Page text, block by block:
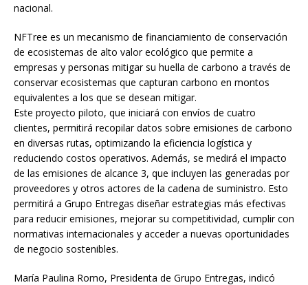
nacional.
NFTree es un mecanismo de financiamiento de conservación
de ecosistemas de alto valor ecológico que permite a
empresas y personas mitigar su huella de carbono a través de
conservar ecosistemas que capturan carbono en montos
equivalentes a los que se desean mitigar.
Este proyecto piloto, que iniciará con envíos de cuatro
clientes, permitirá recopilar datos sobre emisiones de carbono
en diversas rutas, optimizando la eficiencia logística y
reduciendo costos operativos. Además, se medirá el impacto
de las emisiones de alcance 3, que incluyen las generadas por
proveedores y otros actores de la cadena de suministro. Esto
permitirá a Grupo Entregas diseñar estrategias más efectivas
para reducir emisiones, mejorar su competitividad, cumplir con
normativas internacionales y acceder a nuevas oportunidades
de negocio sostenibles.
María Paulina Romo, Presidenta de Grupo Entregas, indicó